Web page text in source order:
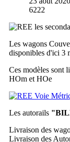
6222
Les wagons
disponibles d'ici 3
Ces modèles sont
HOm et HOe
Les autorails
Livraison des
Livraison des